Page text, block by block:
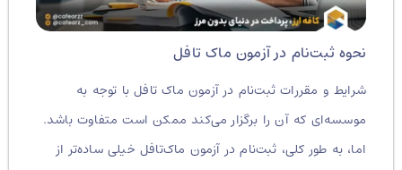
نحوه ثبت‌نام در آزمون ماک تافل
شرایط و مقررات ثبت‌نام در آزمون ماک تافل با توجه به
موسسه‌ای که آن را برگزار می‌کند ممکن است متفاوت باشد.
اما، به طور کلی، ثبت‌نام در آزمون ماک‌تافل خیلی ساده‌تر از